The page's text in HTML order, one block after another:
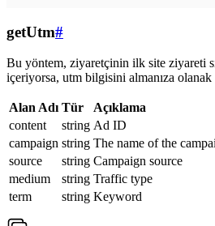
getUtm#
Bu yöntem, ziyaretçinin ilk site ziyareti
içeriyorsa, utm bilgisini almanıza olanak
Alan Adı Tür
Açıklama
content
string Ad ID
campaign string The name of the
source
string Campaign source
medium
string Traffic type
term
string Keyword